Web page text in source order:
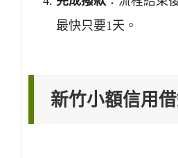
最快只要1天。
新竹小額信用